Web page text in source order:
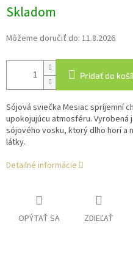
cena:
Skladom
Môžeme doručiť do: 11.8.2026
Pridať do
Sójová sviečka Mesiac spríjemní
upokojujúcu atmosféru.
sójového vosku, ktorý dlho horí a
látky.
Detailné informácie
OPÝTAŤ SA ZDIEĽAŤ